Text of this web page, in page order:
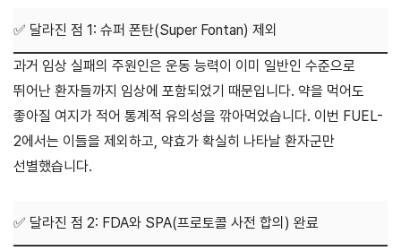
✅ 달라진 점 1: 슈퍼 폰탄(Super Fontan) 제외
과거 임상 실패의 주원인은 운동 능력이 이미 일반인 수준으로
뛰어난 환자들까지 임상에 포함되었기 때문입니다. 약을 먹어도
좋아질 여지가 적어 통계적 유의성을 깎아먹었습니다. 이번 FUEL-
2에서는 이들을 제외하고, 약효가 확실히 나타날 환자군만
선별했습니다.
✅ 달라진 점 2: FDA와 SPA(프로토콜 사전 합의) 완료